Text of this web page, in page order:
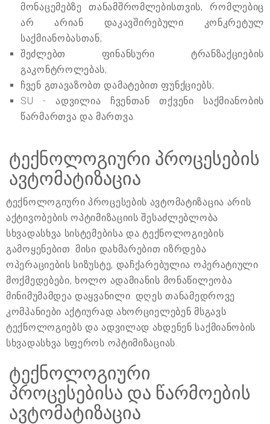
მონაცემებზე თანამშრომლებისთვის, რომლებიც
არ არიან დაკავშირებული კონკრეტულ
საქმიანობასთან;
შეძლებთ ფინანსური ტრანზაქციების
გაკონტროლებას;
ჩვენ გთავაზობთ დამატებით ფუნქციებს;
SU - ადვილია ჩვენთან თქვენი საქმიანობის
წარმართვა და მართვა.
ტექნოლოგიური პროცესების
ავტომატიზაცია
ტექნოლოგიური პროცესების ავტომატიზაცია არის
აქტივობების ოპტიმიზაციის შესაძლებლობა
სხვადასხვა სისტემებისა და ტექნოლოგიების
გამოყენებით. მისი დახმარებით იზრდება
ოპერაციების სიზუსტე, დაჩქარებულია ოპერატიული
მოქმედებები, ხოლო ადამიანის მონაწილეობა
მინიმუმამდეა დაყვანილი. დღეს თანამედროვე
კომპანიები აქტიურად ახორციელებენ მსგავს
ტექნოლოგიებს და ადვილად ახდენენ საქმიანობის
სხვადასხვა სფეროს ოპტიმიზაციას.
ტექნოლოგიური
პროცესებისა და წარმოების
ავტომატიზაცია